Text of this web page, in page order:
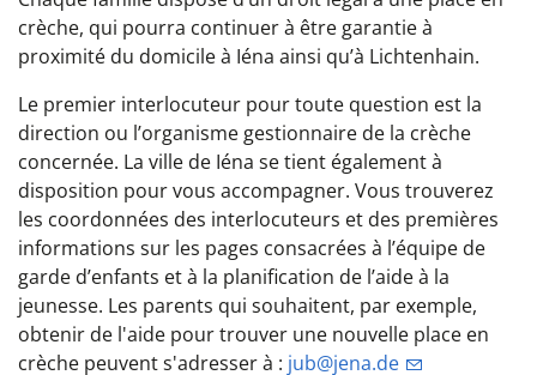
crèche, qui pourra continuer à être garantie à
proximité du domicile à Iéna ainsi qu’à Lichtenhain.
Le premier interlocuteur pour toute question est la
direction ou l’organisme gestionnaire de la crèche
concernée. La ville de Iéna se tient également à
disposition pour vous accompagner. Vous trouverez
les coordonnées des interlocuteurs et des premières
informations sur les pages consacrées à l’équipe de
garde d’enfants et à la planification de l’aide à la
jeunesse. Les parents qui souhaitent, par exemple,
obtenir de l'aide pour trouver une nouvelle place en
crèche peuvent s'adresser à : jub@jena.de